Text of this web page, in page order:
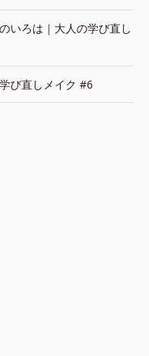
いろは｜大人の学び直し
び直しメイク #6